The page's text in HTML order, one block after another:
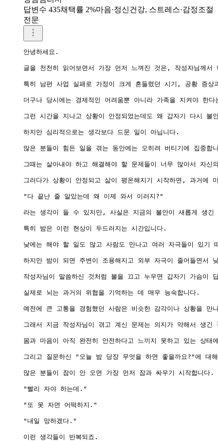
답변수 435채택률 2%마음·정신건강, 스트레스·감정조절
전문
안녕하세요.
글을 천천히 읽어보면서 가장 먼저 느껴진 것은, 작성자님께
특히 남편 사업 실패로 가정이 크게 흔들렸던 시기, 공황 증상
더구나 당시에는 경제적인 어려움뿐 아니라 가족을 지켜야 한
그런 시간을 지나고 상황이 안정되었는데도 왜 갑자기 다시
하지만 심리적으로는 생각보다 드문 일이 아닙니다.
많은 분들이 힘든 일을 겪는 동안에는 오히려 버티기에 집중합
그때는 살아내야 하고 해결해야 할 문제들이 너무 많아서 자
그러다가 상황이 안정되고 삶이 평온해지기 시작하면, 과거에
"다 끝난 줄 알았는데 왜 이제 와서 이러지?"
라는 생각이 들 수 있지만, 사실은 지금의 불안이 새롭게 생
특히 밤은 이런 현상이 두드러지는 시간입니다.
낮에는 해야 할 일도 많고 사람도 만나고 여러 자극들이 있기
하지만 밤이 되면 주변이 조용해지고 외부 자극이 줄어들면서
작성자님이 말씀하신 것처럼 불을 끄고 누우면 갑자기 가슴
실제로 뇌는 과거의 위협을 기억하는 데 매우 능숙합니다.
예전에 큰 고통을 경험했던 사람은 비슷한 감각이나 상황을
그래서 지금 작성자님이 겪고 계신 문제는 의지가 약해서 생
몸과 마음이 아직 완전히 안전하다고 느끼지 못하고 있는 상태
그리고 질문하신 "오늘 밤 당장 무엇을 하면 좋을까요?"에 대
많은 분들이 잠이 안 오면 가장 먼저 잠과 싸우기 시작합니다.
"빨리 자야 하는데."
"또 못 자면 어떡하지."
"내일 망하겠다."
이런 생각들이 반복되죠.